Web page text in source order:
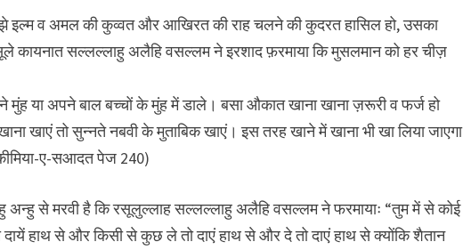
इल्म व अमल की कुव्वत और आखिरत की राह चलने की कुदरत हासिल हो, उसका
कायनात सल्लल्लाहु अलैहि वसल्लम ने इरशाद फ़रमाया कि मुसलमान को हर चीज़
या अपने बाल बच्चों के मुंह में डाले। बसा औकात खाना खाना ज़रूरी व फर्ज हो
खाएं तो सुन्नते नबवी के मुताबिक खाएं। इस तरह खाने में खाना भी खा लिया जाएगा
ए-सआदत पेज 240)
अन्हु से मरवी है कि रसूलुल्लाह सल्लल्लाहु अलैहि वसल्लम ने फरमायाः “तुम में से कोई
दायें हाथ से और किसी से कुछ ले तो दाएं हाथ से और दे तो दाएं हाथ से क्योंकि शैतान